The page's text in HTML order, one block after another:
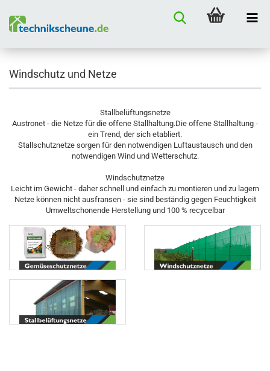
Windschutz und Netze
Stallbelüftungsnetze
Austronet - die Netze für die offene Stallhaltung.Die offene Stallhaltung -
ein Trend, der sich etabliert.
Stallschutznetze sorgen für den notwendigen Luftaustausch und den
notwendigen Wind und Wetterschutz.
Windschutznetze
Leicht im Gewicht - daher schnell und einfach zu montieren und zu lagern
Netze können nicht ausfransen - sie sind beständig gegen Feuchtigkeit
Umweltschonende Herstellung und 100 % recycelbar